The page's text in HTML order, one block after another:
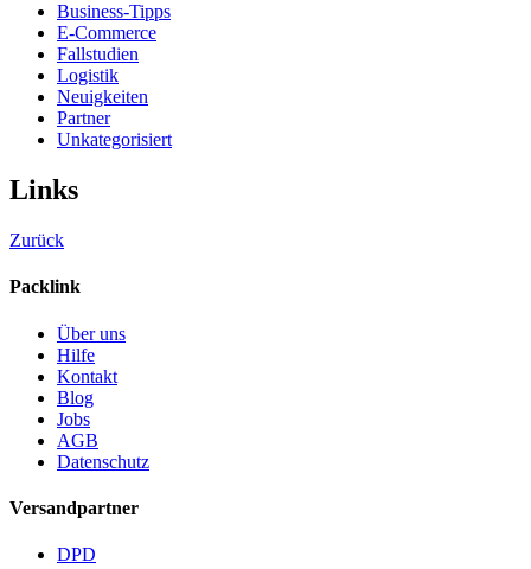
Business-Tipps
E-Commerce
Fallstudien
Logistik
Neuigkeiten
Partner
Unkategorisiert
Links
Zurück
Packlink
Über uns
Hilfe
Kontakt
Blog
Jobs
AGB
Datenschutz
Versandpartner
DPD